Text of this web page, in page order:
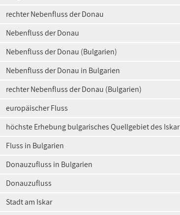
rechter Nebenfluss der Donau
Nebenfluss der Donau
Nebenfluss der Donau (Bulgarien)
Nebenfluss der Donau in Bulgarien
rechter Nebenfluss der Donau (Bulgarien)
europäischer Fluss
höchste Erhebung bulgarisches Quellgebiet des Iskar
Fluss in Bulgarien
Donauzufluss in Bulgarien
Donauzufluss
Stadt am Iskar